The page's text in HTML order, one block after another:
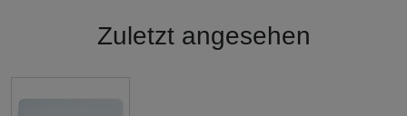
Zuletzt angesehen